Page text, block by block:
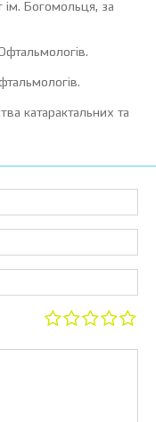
Богомольця, за
катарактальних та